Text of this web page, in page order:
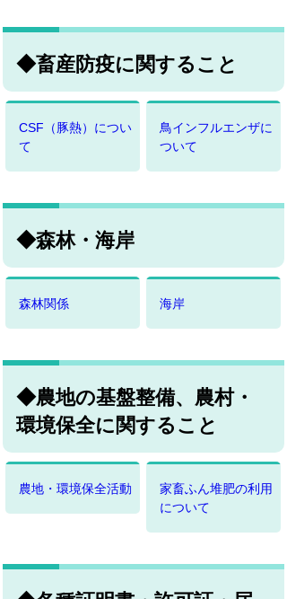
◆畜産防疫に関すること
CSF（豚熱）につい
て
鳥インフルエンザに
ついて
◆森林・海岸
森林関係 海岸
◆農地の基盤整備、農村・
環境保全に関すること
農地・環境保全活動
家畜ふん堆肥の利用
について